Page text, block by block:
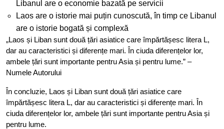
Libanul are o economie bazată pe servicii
Laos are o istorie mai puțin cunoscută, în timp ce Libanul
are o istorie bogată și complexă
„Laos și Liban sunt două țări asiatice care împărtășesc litera L,
dar au caracteristici și diferențe mari. În ciuda diferențelor lor,
ambele țări sunt importante pentru Asia și pentru lume.” –
Numele Autorului
În concluzie, Laos și Liban sunt două țări asiatice care
împărtășesc litera L, dar au caracteristici și diferențe mari. În
ciuda diferențelor lor, ambele țări sunt importante pentru Asia și
pentru lume.